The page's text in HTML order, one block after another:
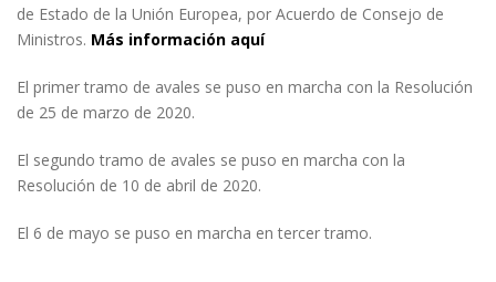
de Estado de la Unión Europea, por Acuerdo de Consejo de
Ministros. Más información aquí
El primer tramo de avales se puso en marcha con la Resolución
de 25 de marzo de 2020.
El segundo tramo de avales se puso en marcha con la
Resolución de 10 de abril de 2020.
El 6 de mayo se puso en marcha en tercer tramo.